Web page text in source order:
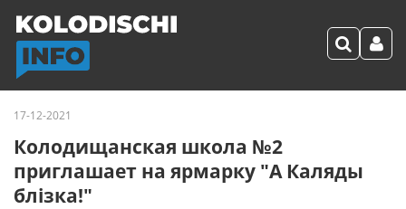
17-12-2021
Колодищанская школа №2
приглашает на ярмарку "А Каляды
блізка!"